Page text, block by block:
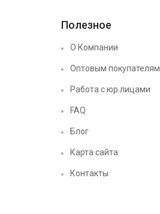
Полезное
О Компании
Оптовым покупателям
Работа с юр.лицами
FAQ
Блог
Карта сайта
Контакты